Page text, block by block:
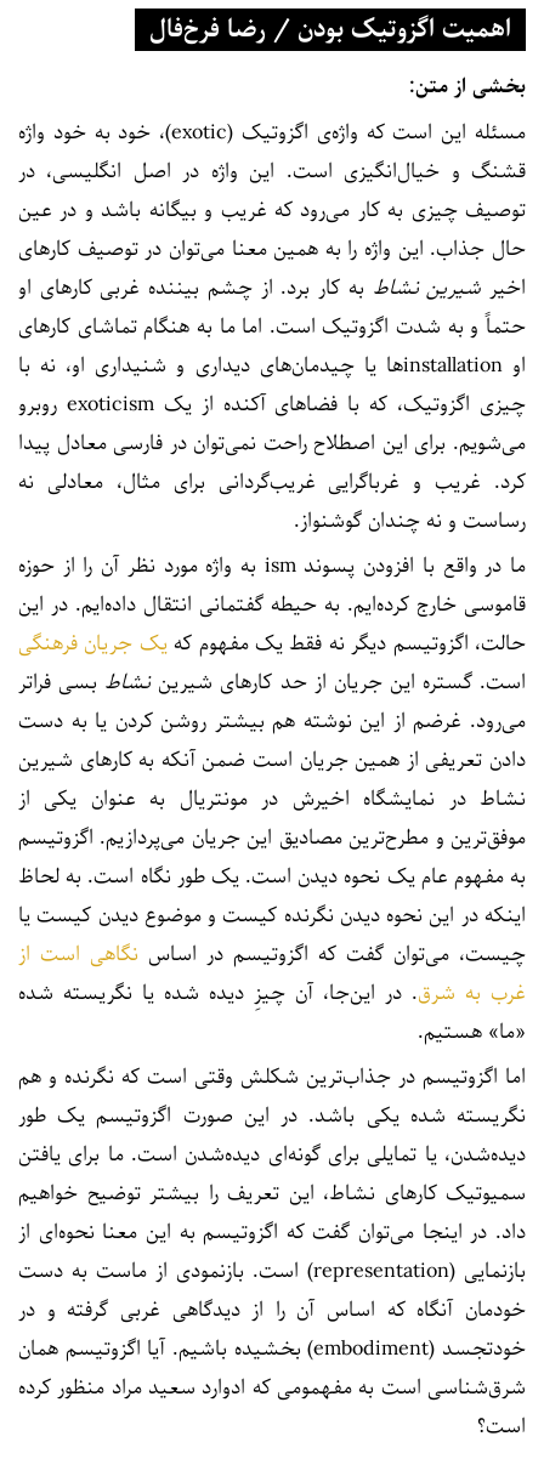
اهمیت اگزوتیک بودن / رضا فرخ‌فال
بخشی از متن:
مسئله این است که واژه‌ی اگزوتیک (exotic)، خود به خود واژه
قشنگ و خیال‌انگیزی است. این واژه در اصل انگلیسی، در
توصیف چیزی به کار می‌رود که غریب و بیگانه باشد و در عین
حال جذاب. این واژه را به همین معنا می‌توان در توصیف کارهای
اخیر شیرین نشاط به کار برد. از چشم بیننده غربی کارهای او
حتماً و به شدت اگزوتیک است. اما ما به هنگام تماشای کارهای
او installationها یا چیدمان‌های دیداری و شنیداری او، نه با
چیزی اگزوتیک، که با فضاهای آکنده از یک exoticism روبرو
می‌شویم. برای این اصطلاح راحت نمی‌توان در فارسی معادل پیدا
کرد. غریب و غرباگرایی غریب‌گردانی برای مثال، معادلی نه
رساست و نه چندان گوشنواز.
ما در واقع با افزودن پسوند ism به واژه مورد نظر آن را از حوزه
قاموسی خارج کرده‌ایم. به حیطه گفتمانی انتقال داده‌ایم. در این
حالت، اگزوتیسم دیگر نه فقط یک مفهوم کهیک جریان فرهنگی
است. گستره این جریان از حد کارهای شیریننشاط بسی فراتر
می‌رود. غرضم از این نوشته هم بیشتر روشن کردن یا به دست
دادن تعریفی از همین جریان است ضمن آنکه به کارهای شیرین
نشاط در نمایشگاه اخیرش در مونتریال به عنوان یکی از
موفق‌ترین و مطرح‌ترین مصادیق این جریان می‌پردازیم. اگزوتیسم
به مفهوم عام یک نحوه دیدن است. یک طور نگاه است. به لحاظ
اینکه در این نحوه دیدن نگرنده کیست و موضوع دیدن کیست یا
چیست، می‌توان گفت که اگزوتیسم در اساس نگاهی است از
غرب به شرق. در این‌جا، آن چیزِ دیده شده یا نگریسته شده
«ما» هستیم.
اما اگزوتیسم در جذاب‌ترین شکلش وقتی است که نگرنده و هم
نگریسته شده یکی باشد. در این صورت اگزوتیسم یک طور
دیده‌شدن، یا تمایلی برای گونه‌ای دیده‌شدن است. ما برای یافتن
سمیوتیک کارهای نشاط، این تعریف را بیشتر توضیح خواهیم
داد. در اینجا می‌توان گفت که اگزوتیسم به این معنا نحوه‌ای از
بازنمایی (representation) است. بازنمودی از ماست به دست
خودمان آنگاه که اساس آن را از دیدگاهی غربی گرفته و در
خودتجسد (embodiment) بخشیده باشیم. آیا اگزوتیسم همان
شرق‌شناسی است به مفهمومی که ادوارد سعید مراد منظور کرده
است؟